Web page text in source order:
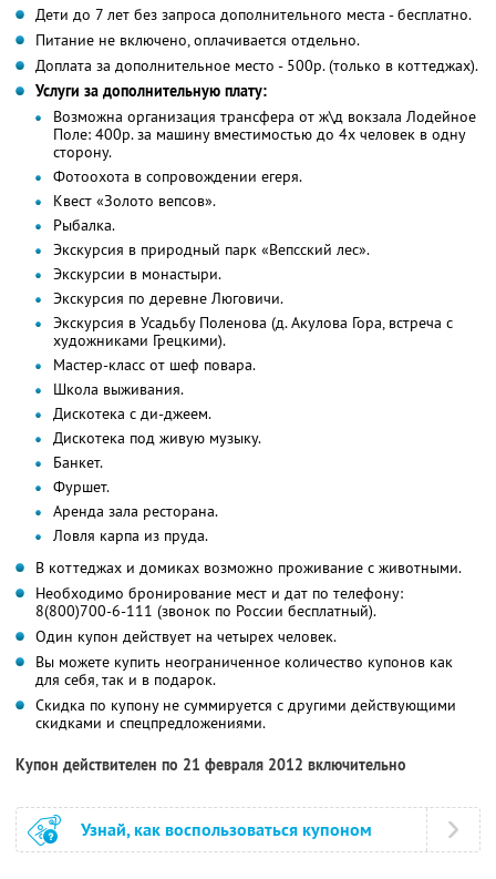
Дети до 7 лет без запроса дополнительного места - бесплатно.
Питание не включено, оплачивается отдельно.
Доплата за дополнительное место - 500р. (только в коттеджах).
Услуги за дополнительную плату:
Возможна организация трансфера от ж\д вокзала Лодейное
Поле: 400р. за машину вместимостью до 4х человек в одну
сторону.
Фотоохота в сопровождении егеря.
Квест «Золото вепсов».
Рыбалка.
Экскурсия в природный парк «Вепсский лес».
Экскурсии в монастыри.
Экскурсия по деревне Люговичи.
Экскурсия в Усадьбу Поленова (д. Акулова Гора, встреча с
художниками Грецкими).
Мастер-класс от шеф повара.
Школа выживания.
Дискотека с ди-джеем.
Дискотека под живую музыку.
Банкет.
Фуршет.
Аренда зала ресторана.
Ловля карпа из пруда.
В коттеджах и домиках возможно проживание с животными.
Необходимо бронирование мест и дат по телефону:
8(800)700-6-111 (звонок по России бесплатный).
Один купон действует на четырех человек.
Вы можете купить неограниченное количество купонов как
для себя, так и в подарок.
Скидка по купону не суммируется с другими действующими
скидками и спецпредложениями.
Купон действителен по 21 февраля 2012 включительно
Узнай, как воспользоваться купоном